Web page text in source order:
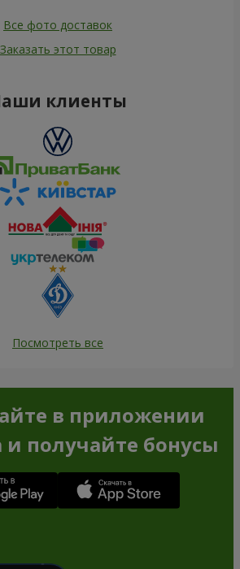
Все фото доставок
Заказать этот товар
клиенты
Посмотреть все
в приложении
и получайте бонусы